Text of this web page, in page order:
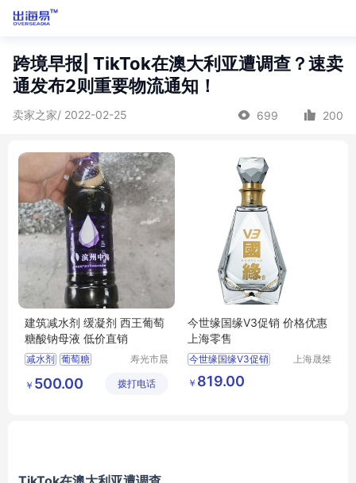
跨境早报| TikTok在澳大利亚遭调查？速卖
通发布2则重要物流通知！
卖家之家/ 2022-02-25 699 200
建筑减水剂 缓凝剂 西王葡萄
糖酸钠母液 低价直销
减水剂 葡萄糖
寿光市晨
限公司
￥ 500.00 拨打电话
今世缘国缘V3促销 价格优惠
上海零售
今世缘国缘V3促销
价格优惠
上海零售
供应
食品生鲜
上海晟桀
￥ 819.00